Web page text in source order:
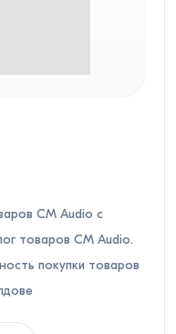
CM Audio с
товаров CM Audio.
покупки товаров